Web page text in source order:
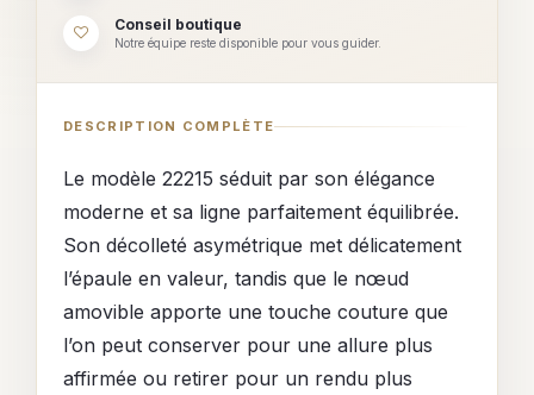
Conseil boutique
Notre équipe reste disponible pour vous guider.
DESCRIPTION COMPLÈTE
Le modèle 22215 séduit par son élégance
moderne et sa ligne parfaitement équilibrée.
Son décolleté asymétrique met délicatement
l’épaule en valeur, tandis que le nœud
amovible apporte une touche couture que
l’on peut conserver pour une allure plus
affirmée ou retirer pour un rendu plus